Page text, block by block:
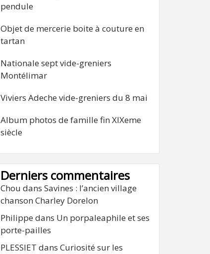
pendule
Objet de mercerie boite à couture en
tartan
Nationale sept vide-greniers
Montélimar
Viviers Adeche vide-greniers du 8 mai
Album photos de famille fin XIXeme
siècle
Derniers commentaires
Chou dans Savines : l’ancien village
chanson Charley Dorelon
Philippe dans Un porpaleaphile et ses
porte-pailles
PLESSIET dans Curiosité sur les